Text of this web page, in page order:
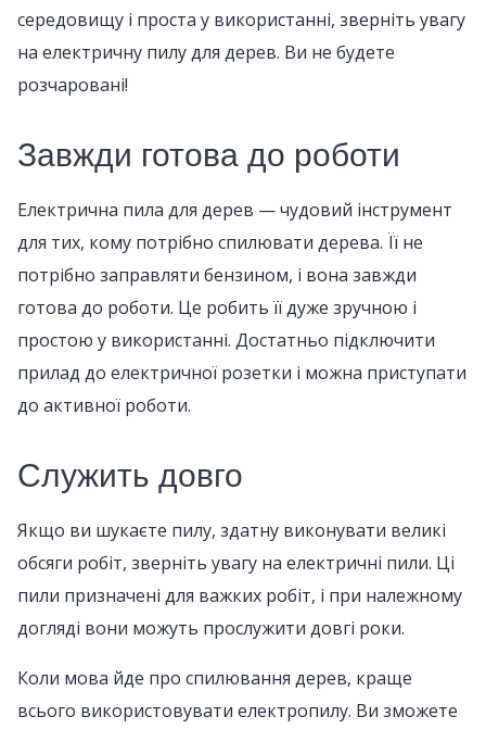
середовищу і проста у використанні, зверніть увагу
на електричну пилу для дерев. Ви не будете
розчаровані!
Завжди готова до роботи
Електрична пила для дерев — чудовий інструмент
для тих, кому потрібно спилювати дерева. Її не
потрібно заправляти бензином, і вона завжди
готова до роботи. Це робить її дуже зручною і
простою у використанні. Достатньо підключити
прилад до електричної розетки і можна приступати
до активної роботи.
Служить довго
Якщо ви шукаєте пилу, здатну виконувати великі
обсяги робіт, зверніть увагу на електричні пили. Ці
пили призначені для важких робіт, і при належному
догляді вони можуть прослужити довгі роки.
Коли мова йде про спилювання дерев, краще
всього використовувати електропилу. Ви зможете